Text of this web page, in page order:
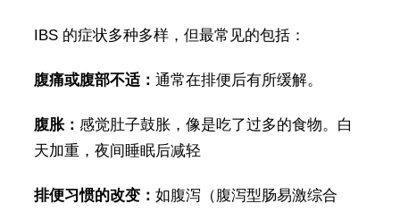
IBS 的症状多种多样，但最常见的包括：
腹痛或腹部不适： 通常在排便后有所缓解。
腹胀： 感觉肚子鼓胀，像是吃了过多的食物。白
天加重，夜间睡眠后减轻
排便习惯的改变： 如腹泻（腹泻型肠易激综合